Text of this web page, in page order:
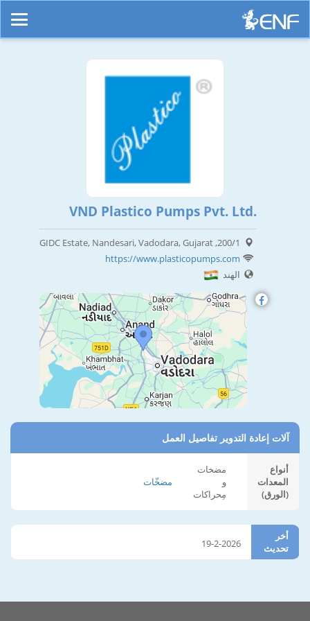
VND Plastico Pumps Pvt. Ltd.
200/1, GIDC Estate, Nandesari, Vadodara, Gujarat
https://www.plasticopumps.com
الهند
آلات إعادة التدوير تفاصيل العمل
أنواع
المعدات
(الورق)
مضخات
و
مِحراكات
مضخّات
أخر
تحديث
19-2-2026